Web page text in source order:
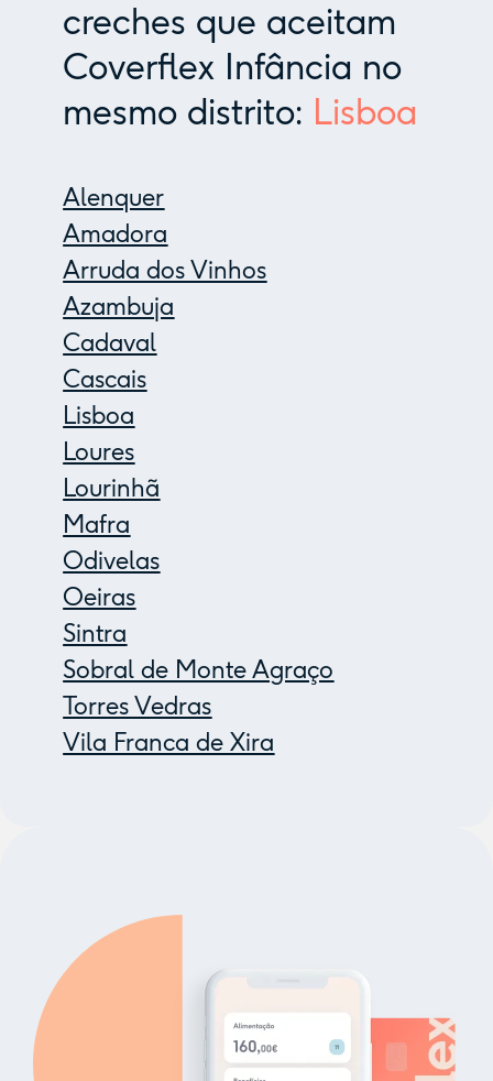
creches que aceitam
Coverflex Infância no
mesmo distrito: Lisboa
Alenquer
Amadora
Arruda dos Vinhos
Azambuja
Cadaval
Cascais
Lisboa
Loures
Lourinhã
Mafra
Odivelas
Oeiras
Sintra
Sobral de Monte Agraço
Torres Vedras
Vila Franca de Xira